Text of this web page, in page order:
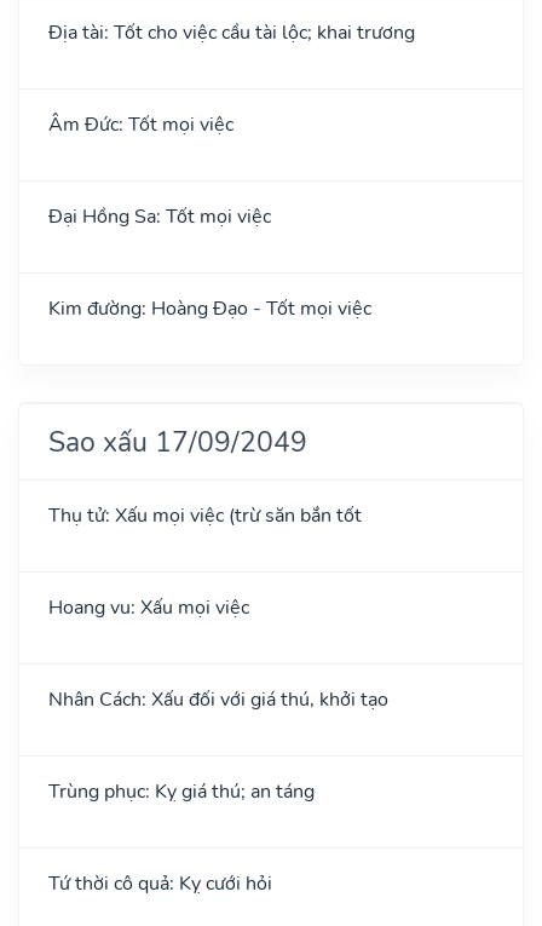
Địa tài: Tốt cho việc cầu tài lộc; khai trương
Âm Đức: Tốt mọi việc
Đại Hồng Sa: Tốt mọi việc
Kim đường: Hoàng Đạo - Tốt mọi việc
Sao xấu 17/09/2049
Thụ tử: Xấu mọi việc (trừ săn bắn tốt
Hoang vu: Xấu mọi việc
Nhân Cách: Xấu đối với giá thú, khởi tạo
Trùng phục: Kỵ giá thú; an táng
Tứ thời cô quả: Kỵ cưới hỏi